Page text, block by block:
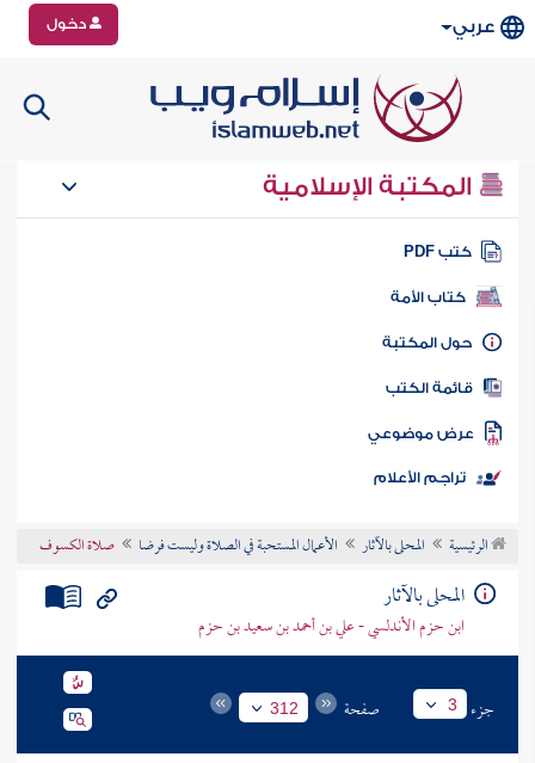
عربي دخول
المكتبة الإسلامية
كتب PDF
كتاب الأمة
المكتبة
الكتب
موضوعي
تراجم الأعلام
الرئيسية المحلى بالآثار الأعمال المستحبة في الصلاة وليست فرضا صلاة الكسوف
المحلى بالآثار
ابن حزم الأندلسي - علي بن أحمد بن سعيد بن حزم
جزء 3 صفحة 312